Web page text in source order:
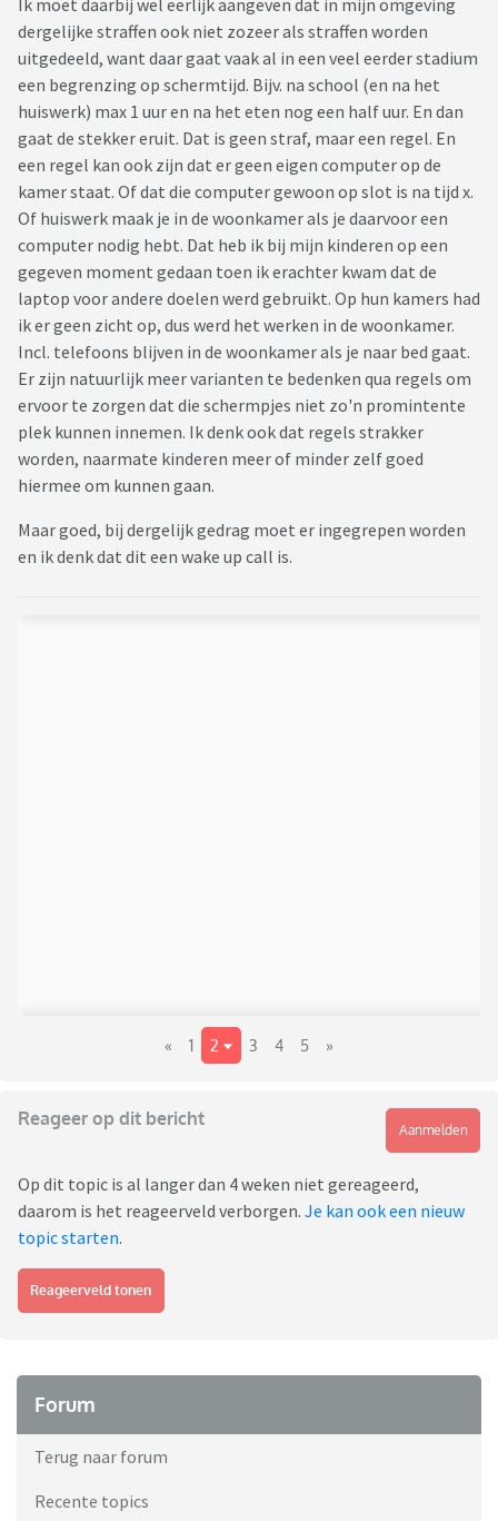
Ik moet daarbij wel eerlijk aangeven dat in mijn omgeving
dergelijke straffen ook niet zozeer als straffen worden
uitgedeeld, want daar gaat vaak al in een veel eerder stadium
een begrenzing op schermtijd. Bijv. na school (en na het
huiswerk) max 1 uur en na het eten nog een half uur. En dan
gaat de stekker eruit. Dat is geen straf, maar een regel. En
een regel kan ook zijn dat er geen eigen computer op de
kamer staat. Of dat die computer gewoon op slot is na tijd x.
Of huiswerk maak je in de woonkamer als je daarvoor een
computer nodig hebt. Dat heb ik bij mijn kinderen op een
gegeven moment gedaan toen ik erachter kwam dat de
laptop voor andere doelen werd gebruikt. Op hun kamers had
ik er geen zicht op, dus werd het werken in de woonkamer.
Incl. telefoons blijven in de woonkamer als je naar bed gaat.
Er zijn natuurlijk meer varianten te bedenken qua regels om
ervoor te zorgen dat die schermpjes niet zo'n promintente
plek kunnen innemen. Ik denk ook dat regels strakker
worden, naarmate kinderen meer of minder zelf goed
hiermee om kunnen gaan.
Maar goed, bij dergelijk gedrag moet er ingegrepen worden
en ik denk dat dit een wake up call is.
« 1 2 3 4 5 »
Reageer op dit bericht
Aanmelden
Op dit topic is al langer dan 4 weken niet gereageerd,
daarom is het reageerveld verborgen. Je kan ook een nieuw
topic starten.
Reageerveld tonen
Forum
Terug naar forum
Recente topics